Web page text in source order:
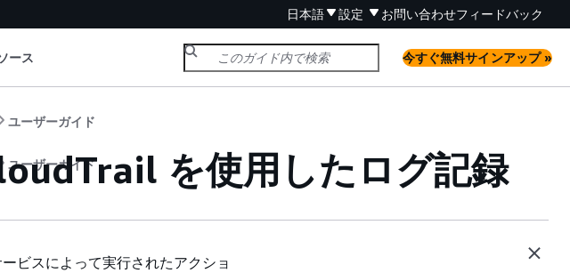
日本語 設定 お問い合わせフィードバック
ース 今すぐ無料サインアップ »
ユーザーガイド
ユーザーガイド を使用したログ記録
ビスによって実行されたアクショ